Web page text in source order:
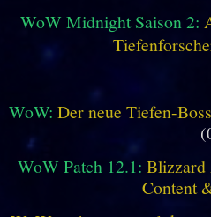
WoW Midnight Saison 2:
WoW: Der neue Tiefen-
WoW Patch 12.1: Blizzard
Content